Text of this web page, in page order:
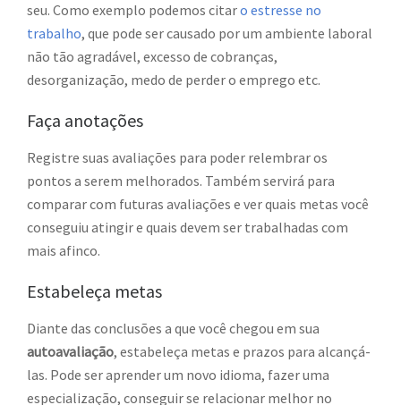
seu. Como exemplo podemos citaro estresse no
trabalho, que pode ser causado por um ambiente laboral
não tão agradável, excesso de cobranças,
desorganização, medo de perder o emprego etc.
Faça anotações
Registre suas avaliações para poder relembrar os
pontos a serem melhorados. Também servirá para
comparar com futuras avaliações e ver quais metas você
conseguiu atingir e quais devem ser trabalhadas com
mais afinco.
Estabeleça metas
Diante das conclusões a que você chegou em sua
autoavaliação, estabeleça metas e prazos para alcançá-
las. Pode ser aprender um novo idioma, fazer uma
especialização, conseguir se relacionar melhor no